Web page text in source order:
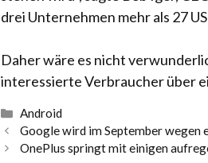
drei Unternehmen mehr als 27
Daher wäre es nicht
interessierte Verbraucher über
Kategorien
Android
Google wird im September wegen
OnePlus springt mit einigen